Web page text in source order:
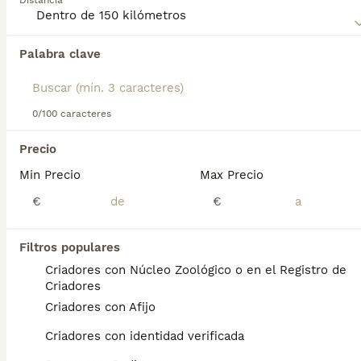
Palabra clave
0/100 caracteres
Precio
Min Precio
€
Max Precio
€
Filtros populares
Criadores con Núcleo Zoológico o en el Registro de
Criadores
Criadores con Afijo
Criadores con identidad verificada
información sobre esta raza de perro.
Encontramos 0 Sussex Spaniel Cachorros en
Si deseas exactamente esta búsqueda guarda tu
búsqueda y espera el resultado perfecto:
Preguntas frecuentes
¿Cuánto cuesta un spaniel
de Sussex?
El coste de adquisición de esta raza puede
variar según factores como el pedigrí, la
reputación del criador y la ubicación